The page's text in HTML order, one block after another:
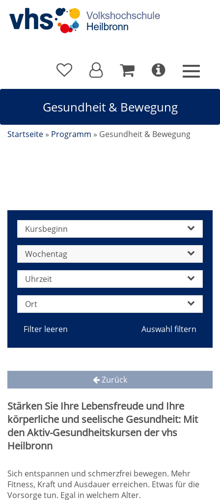
Gesundheit & Bewegung
Startseite » Programm » Gesundheit & Bewegung
Kursbeginn
Wochentag
Uhrzeit
Ort
Filter leeren
Zurück
Stärken Sie Ihre Lebensfreude und Ihre
körperliche und seelische Gesundheit: Mit
den Aktiv-Gesundheitskursen der vhs
Heilbronn
Sich entspannen und schmerzfrei bewegen. Mehr
Fitness, Kraft und Ausdauer erreichen. Etwas für die
Vorsorge tun. Egal in welchem Alter.